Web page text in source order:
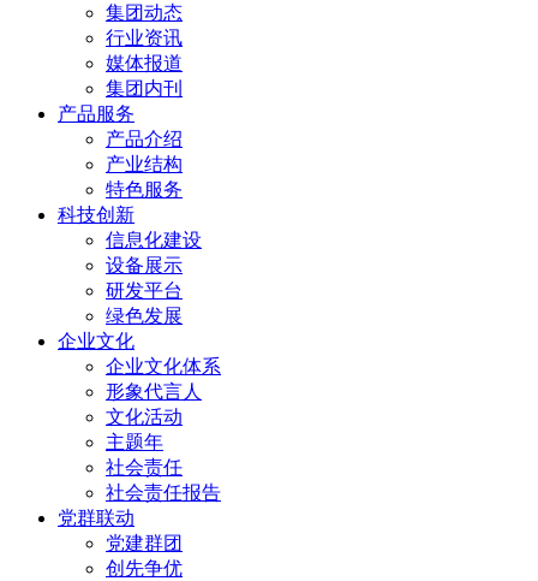
集团动态
行业资讯
媒体报道
集团内刊
产品服务
产品介绍
产业结构
特色服务
科技创新
信息化建设
设备展示
研发平台
绿色发展
企业文化
企业文化体系
形象代言人
文化活动
主题年
社会责任
社会责任报告
党群联动
党建群团
创先争优